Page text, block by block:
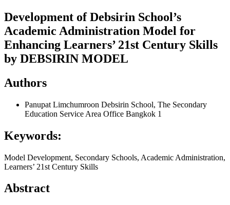
Development of Debsirin School’s
Academic Administration Model for
Enhancing Learners’ 21st Century Skills
by DEBSIRIN MODEL
Authors
Panupat Limchumroon Debsirin School, The Secondary
Education Service Area Office Bangkok 1
Keywords:
Model Development, Secondary Schools, Academic Administration,
Learners’ 21st Century Skills
Abstract